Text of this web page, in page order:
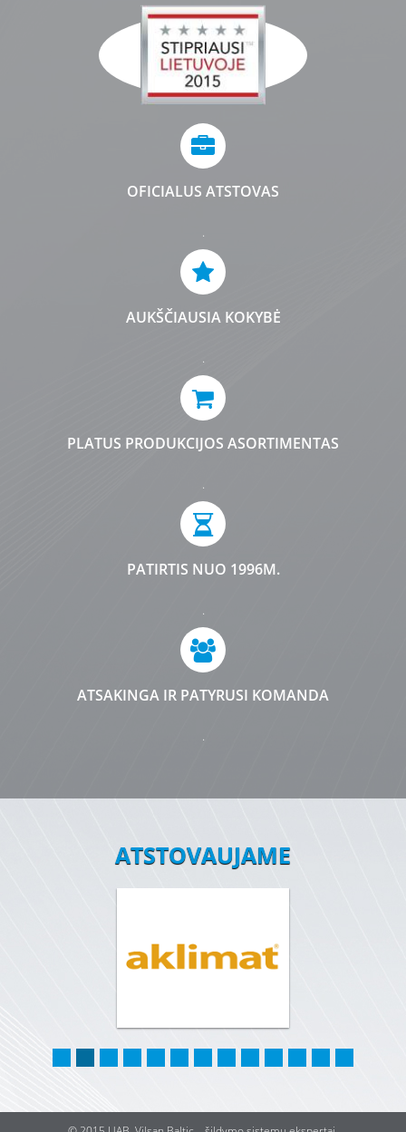
OFICIALUS ATSTOVAS
.
AUKŠČIAUSIA KOKYBĖ
.
PLATUS PRODUKCIJOS ASORTIMENTAS
.
PATIRTIS NUO 1996M.
.
ATSAKINGA IR PATYRUSI KOMANDA
.
ATSTOVAUJAME